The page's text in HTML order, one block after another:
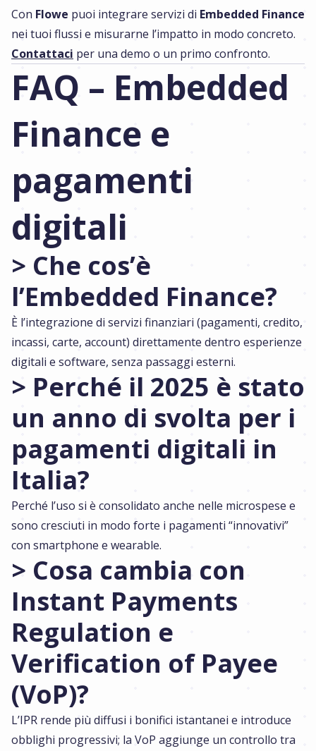
Con Flowe puoi integrare servizi di Embedded Finance
nei tuoi flussi e misurarne l’impatto in modo concreto.
Contattaci per una demo o un primo confronto.
FAQ – Embedded
Finance e
pagamenti
digitali
> Che cos’è
l’Embedded Finance?
È l’integrazione di servizi finanziari (pagamenti, credito,
incassi, carte, account) direttamente dentro esperienze
digitali e software, senza passaggi esterni.
> Perché il 2025 è stato
un anno di svolta per i
pagamenti digitali in
Italia?
Perché l’uso si è consolidato anche nelle microspese e
sono cresciuti in modo forte i pagamenti “innovativi”
con smartphone e wearable.
> Cosa cambia con
Instant Payments
Regulation e
Verification of Payee
(VoP)?
L’IPR rende più diffusi i bonifici istantanei e introduce
obblighi progressivi; la VoP aggiunge un controllo tra